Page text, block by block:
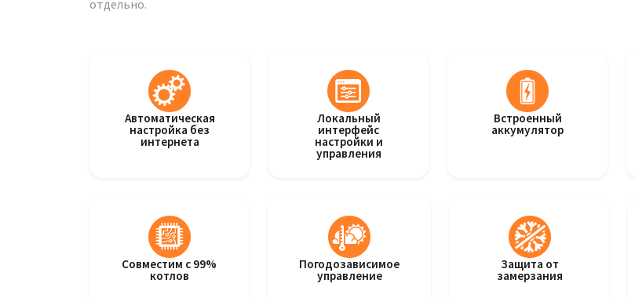
отдельно.
Автоматическая
настройка без
интернета
Локальный
интерфейс
настройки и
управления
Встроенный
аккумулятор
Совместим с 99%
котлов
Погодозависимое
управление
Защита от
замерзания